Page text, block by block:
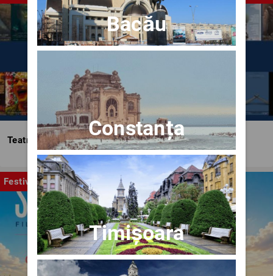
Teatrul Bulandra
Festival
Bacău
Constanța
Timișoara